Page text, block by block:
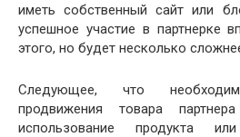
иметь собственный сайт или
успешное участие в партнерке
этого, но будет несколько
Следующее, что
продвижения товара
использование продукта